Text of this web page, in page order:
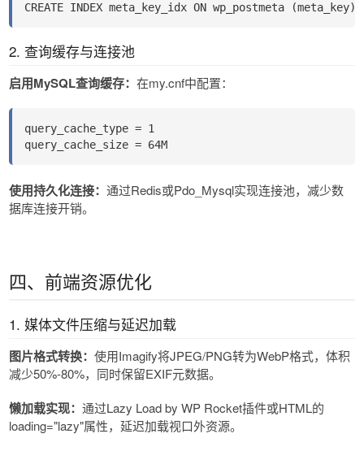
CREATE INDEX meta_key_idx ON wp_postmeta (meta_key);
2. 查询缓存与连接池
启用MySQL查询缓存​​： 在my.cnf中配置：
query_cache_type = 1
query_cache_size = 64M
使用持久化连接​​： 通过Redis或Pdo_Mysql实现连接池，减少数
据库连接开销。
四、前端资源优化
1. 媒体文件压缩与延迟加载
图片格式转换​​： 使用Imagify将JPEG/PNG转为WebP格式，体积
减少50%-80%，同时保留EXIF元数据。
懒加载实现​​： 通过Lazy Load by WP Rocket插件或HTML的
loading="lazy"属性，延迟加载视口外资源。